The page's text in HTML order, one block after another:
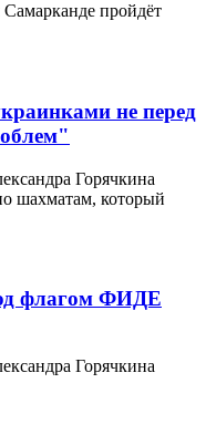
Самарканде пройдёт
не перед
Горячкина
шахматам, который
флагом ФИДЕ
Горячкина